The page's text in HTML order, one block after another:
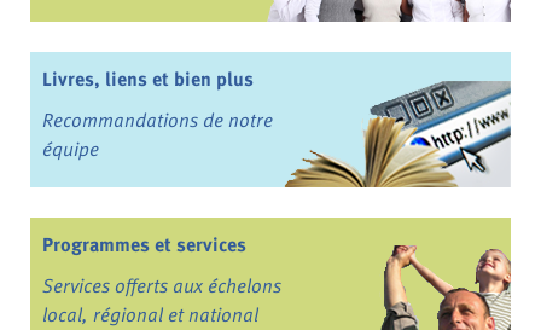
Livres, liens et bien plus
Recommandations de notre
équipe
Programmes et services
Services offerts aux échelons
local, régional et national